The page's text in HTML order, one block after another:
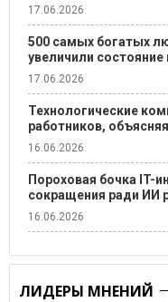
17.06.2026
500 самых богатых
увеличили
17.06.2026
Технологические
работников,
16.06.2026
Пороховая бочка IT-
сокращения ради ИИ
16.06.2026
ЛИДЕРЫ МНЕНИЙ